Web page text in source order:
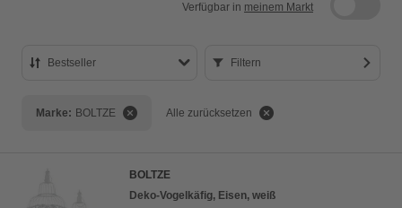
Verfügbar in meinem Markt
Bestseller Filtern
Marke: BOLTZE Alle zurücksetzen
BOLTZE
Deko-Vogelkäfig, Eisen, weiß